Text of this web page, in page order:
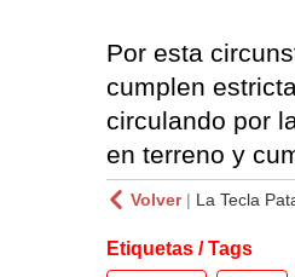
Por esta
cumplen
circulando por
en terreno y
Volver| La Tecla
Etiquetas / Tags